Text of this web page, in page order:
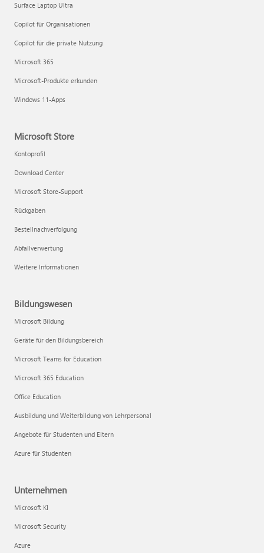
Surface Laptop Ultra
Copilot für Organisationen
Copilot für die private Nutzung
Microsoft 365
Microsoft-Produkte erkunden
Windows 11-Apps
Microsoft Store
Kontoprofil
Download Center
Microsoft Store-Support
Rückgaben
Bestellnachverfolgung
Abfallverwertung
Weitere Informationen
Bildungswesen
Microsoft Bildung
Geräte für den Bildungsbereich
Microsoft Teams for Education
Microsoft 365 Education
Office Education
Ausbildung und Weiterbildung von Lehrpersonal
Angebote für Studenten und Eltern
Azure für Studenten
Unternehmen
Microsoft KI
Microsoft Security
Azure